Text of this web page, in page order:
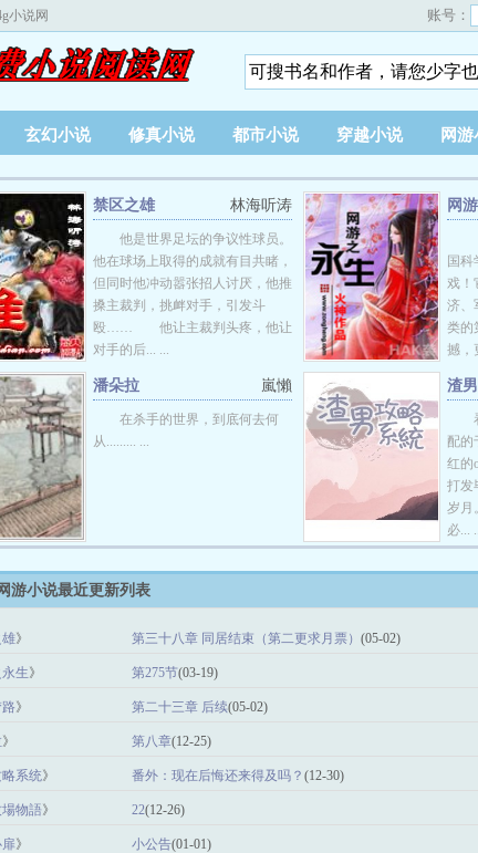
小说网 账号：
玄幻小说 修真小说 都市小说 穿越小说 网
林海听涛
禁区之雄
他是世界足坛的争议性球员。
他在球场上取得的成就有目共睹，
但同时他冲动嚣张招人讨厌，他推
搡主裁判，挑衅对手，引发斗
殴…… 他让主裁判头疼，他让
对手的后... ...
网
国
戏！
济、
类的
撼，
嵐懶
潘朵拉
在杀手的世界，到底何去何
从......... ...
渣
配的
红的
打发
岁月
必...
游小说最近更新列表
》 第三十八章 同居结束（第二更求月票） (05-02)
生》 第275节(03-19)
》 第二十三章 后续(05-02)
》 第八章(12-25)
系统》 番外：现在后悔还来得及吗？ (12-30)
物語》 22(12-26)
》 小公告(01-01)